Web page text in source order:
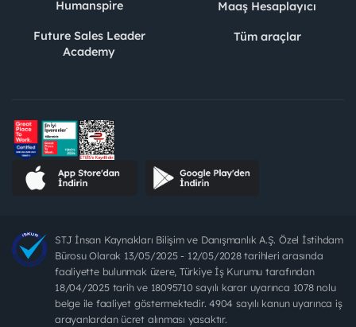
Humanspire
Future Sales Leader
Academy
Maaş Hesaplayıcı
Tüm araçlar
STJ İnsan Kaynakları Bilişim ve Danışmanlık A.Ş. Özel İstihdam
Bürosu Olarak 13/05/2025 - 12/05/2028 tarihleri arasında
faaliyette bulunmak üzere, Türkiye İş Kurumu tarafından
18/04/2025 tarih ve 18095710 sayılı karar uyarınca 1078 nolu
belge ile faaliyet göstermektedir. 4904 sayılı kanun uyarınca iş
arayanlardan ücret alınması yasaktır.